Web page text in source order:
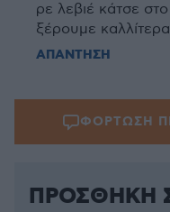
ρε λεβιέ κάτσε
ξέρουμε καλλίτερα
ΑΠΑΝΤΗΣΗ
ΦΟΡΤΩΣΗ
ΠΡΟΣΘΗΚΗ